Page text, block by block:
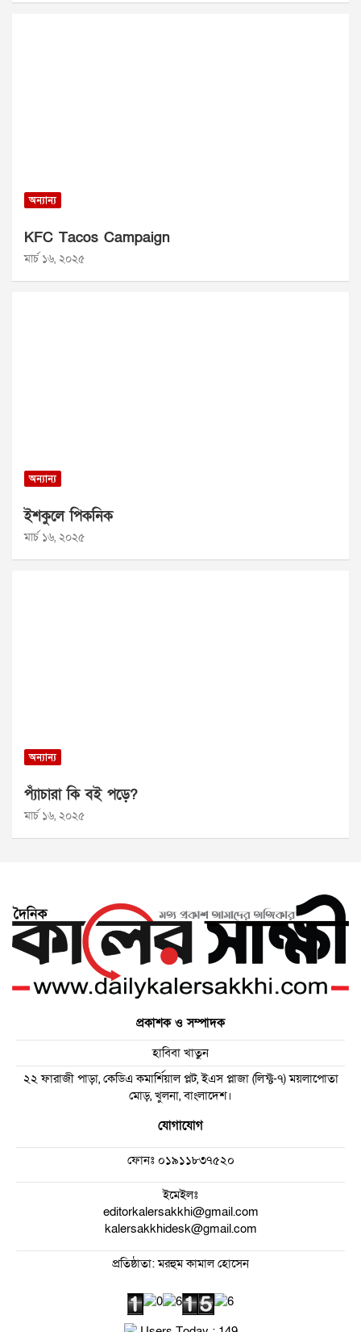
অন্যান্য
KFC Tacos Campaign
মার্চ ১৬, ২০২৫
অন্যান্য
ইশকুলে পিকনিক
মার্চ ১৬, ২০২৫
অন্যান্য
প্যাঁচারা কি বই পড়ে?
মার্চ ১৬, ২০২৫
প্রকাশক ও সম্পাদক
হাবিবা খাতুন
২২ ফারাজী পাড়া, কেডিএ কমার্শিয়াল প্লট, ইএস প্লাজা (লিফ্ট-৭) ময়লাপোতা
মোড়, খুলনা, বাংলাদেশ।
যোগাযোগ
ফোনঃ০১৯১১৮৩৭৫২০
ইমেইলঃ
editorkalersakkhi@gmail.com
kalersakkhidesk@gmail.com
প্রতিষ্ঠাতা: মরহুম কামাল হোসেন